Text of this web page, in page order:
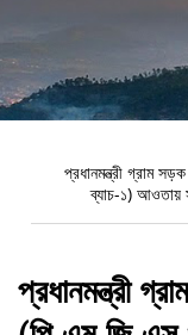
প্রধানমন্ত্রী গ্রাম
ব্যাচ-১) আওতায়
প্রধানমন্ত্রী